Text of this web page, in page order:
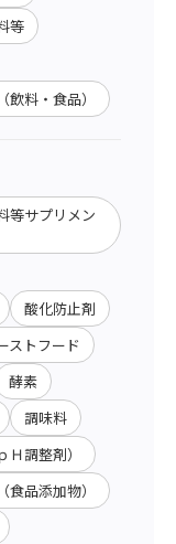
等
飲料・食品）
等サプリメン
酸化防止剤
ストフード
酵素
調味料
Ｈ調整剤）
食品添加物）